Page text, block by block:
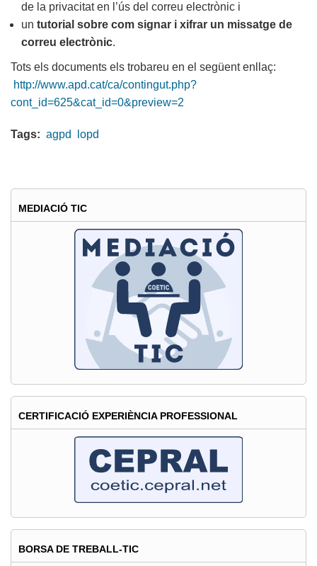
de la privacitat en l’ús del correu electrònic i
un tutorial sobre com signar i xifrar un missatge de
correu electrònic.
Tots els documents els trobareu en el següent enllaç:
http://www.apd.cat/ca/contingut.php?
cont_id=625&cat_id=0&preview=2
Tags: agpd lopd
MEDIACIÓ TIC
CERTIFICACIÓ EXPERIÈNCIA PROFESSIONAL
BORSA DE TREBALL-TIC